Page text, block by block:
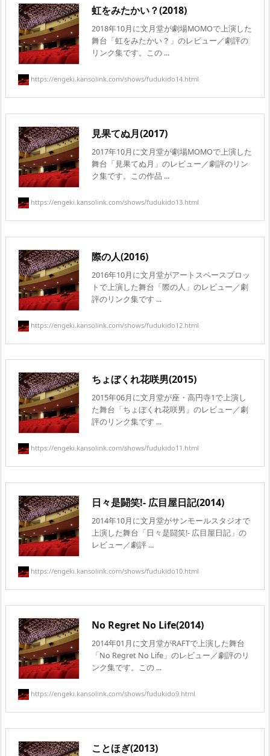
虹をみたかい？(2018)
2018年10月に文月堂が劇場MOMOで上演した
舞台「虹をみたかい？」のレビュー／劇評の
リンク集です。この ...
https://engeki.kansolink.com/shows/fudukido14.html
見果てぬ月(2017)
2017年10月に文月堂が劇場MOMOで上演した
舞台「見果てぬ月」のレビュー／劇評のリン
ク集です。この作品 ...
https://engeki.kansolink.com/shows/fudukido13.html
際の人(2016)
2016年10月に文月堂がアートスペースプロッ
トで上演した舞台「際の人」のレビュー／劇
評のリンク集です ...
https://engeki.kansolink.com/shows/fudukido12.html
ちょぼくれ花咲男(2015)
2015年06月に文月堂が座・高円寺1で上演し
た舞台「ちょぼくれ花咲男」のレビュー／劇
評のリンク集です ...
https://engeki.kansolink.com/shows/fudukido11.html
日々是闘笑!- 広目屋日記(2014)
2014年10月に文月堂がサンモールスタジオで
上演した舞台「日々是闘笑!- 広目屋日記」の
レビュー／劇評 ...
https://engeki.kansolink.com/shows/fudukido10.html
No Regret No Life(2014)
2014年01月に文月堂がRAFTで上演した舞台
「No Regret No Life」のレビュー／劇評のリ
ンク集です。この ...
https://engeki.kansolink.com/shows/fudukido9.html
ことほぎ(2013)